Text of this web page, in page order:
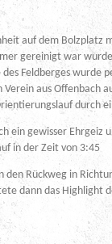
auf dem Bolzplatz
gereinigt war
Feldberges wurde
aus Offenbach
durch
ein gewisser Ehrgeiz
in der Zeit von 3:45
Rückweg in
dann das Highlight